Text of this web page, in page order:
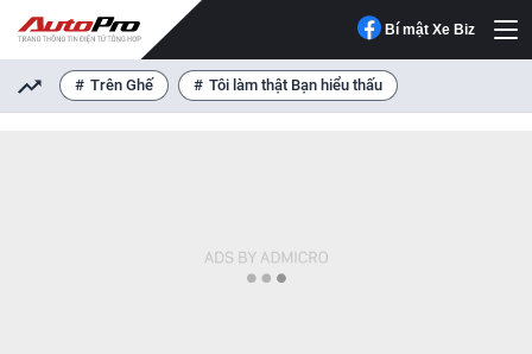
Bí mật Xe Biz
Trên Ghế Tôi làm thật Bạn hiểu thấu